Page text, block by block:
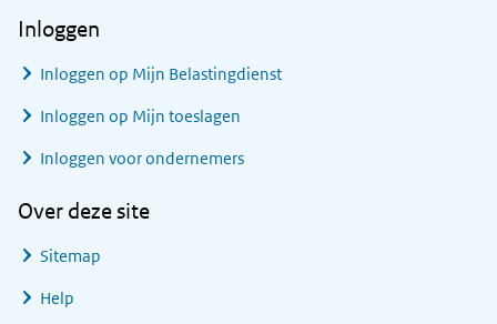
Inloggen
Inloggen op Mijn Belastingdienst
Inloggen op Mijn toeslagen
Inloggen voor ondernemers
Over deze site
Sitemap
Help